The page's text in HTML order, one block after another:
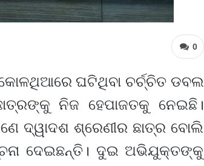
0
ଘଟିଥିବା ଚର୍ଚ୍ଚିତ ଡବଲ
ନିଜ ହେପାଜତକୁ ନେଇଛି।
ଦ୍ୱାଦଶ ଶ୍ରେଣୀର ଛାତ୍ର ବୋଲି
ଦେଇଛନ୍ତି। ଦୁଇ ଅଭିଯୁକ୍ତଙ୍କୁ